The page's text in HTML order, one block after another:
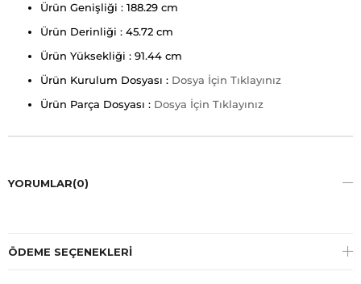
Ürün Genişliği : 188.29 cm
Ürün Derinliği : 45.72 cm
Ürün Yüksekliği : 91.44 cm
Ürün Kurulum Dosyası : Dosya İçin Tıklayınız
Ürün Parça Dosyası : Dosya İçin Tıklayınız
YORUMLAR(0)
ÖDEME SEÇENEKLERI